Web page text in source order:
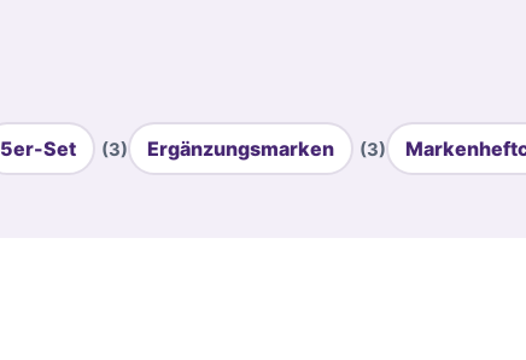
5er-Set (3) Ergänzungsmarken (3)